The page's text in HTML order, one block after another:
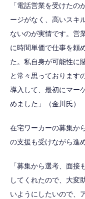
「電話営業を受けた
ージがなく、高いスキ
ないのが実情です。営
に時間単価で仕事を頼
た。私自身が可能性に
と常々思っております
導入して、最初にマー
めました」（金川氏）
在宅ワーカーの募集か
の支援も受けながら進
「募集から選考、面接
してくれたので、大変
いようにしたいので、